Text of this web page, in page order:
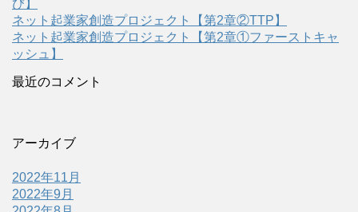
び】
ネット起業家創造プロジェクト【第2章②TTP】
ネット起業家創造プロジェクト【第2章①ファーストキャ
ッシュ】
最近のコメント
アーカイブ
2022年11月
2022年9月